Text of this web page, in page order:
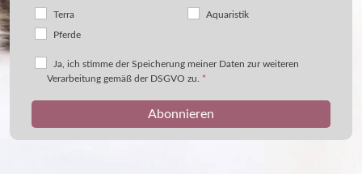
Terra
Pferde
Aquaristik
Ja, ich stimme der Speicherung meiner Daten zur weiteren
Verarbeitung gemäß der DSGVO zu. *